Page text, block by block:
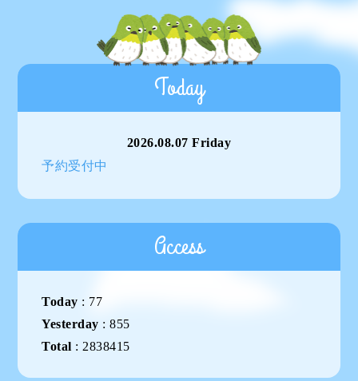
Today
2026.08.07 Friday
予約受付中
Access
Today : 77
Yesterday :855
Total : 2838415